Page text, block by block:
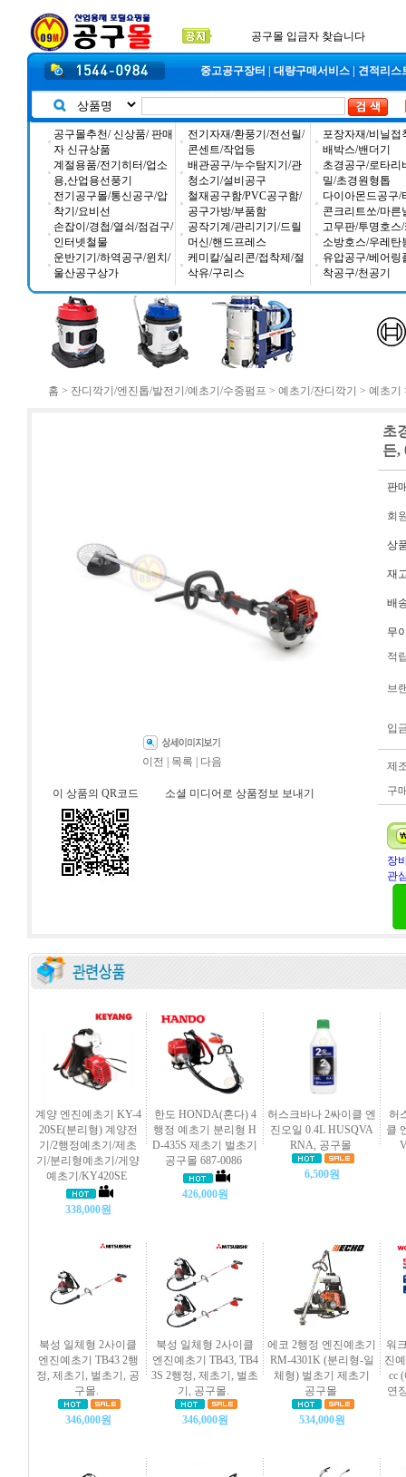
공구몰 입금자 찾습니다
중고공구장터 대량구매서비스 견적리스
공구몰추천/ 신상품/ 판매
자 신규상품
계절용품/전기히터/업소
용,산업용선풍기
전기공구몰/통신공구/압
착기/요비선
손잡이/경첩/열쇠/점검구/
인터넷철물
운반기기/하역공구/윈치/
울산공구상가
전기자재/환풍기/전선릴/
콘센트/작업등
배관공구/누수탐지기/관
청소기/설비공구
철재공구함/PVC공구함/
공구가방/부품함
공작기계/관리기기/드릴
머신/핸드프레스
케미칼/실리콘/접착제/절
삭유/구리스
포장자재/비닐접
배박스/밴더기
초경공구/로타리
밀/초경원형톱
다이아몬드공구/
콘크리트쏘/마른
고무판/투명호스
소방호스/우레탄
유압공구/베어링
착공구/천공기
홈 > 잔디깍기/엔진톱/발전기/예초기/수중펌프 > 예초기/잔디깍기 > 예초기
이전 목록 다음
이 상품의 QR코드 소셜 미디어로 상품정보 보내기
초
든,
판
회
상
재
배
무
적
브
입
제
구
장
관
계양 엔진예초기 KY-4
20SE(분리형) 계양전
기/2행정예초기/제초
기/분리형예초기/게양
예초기/KY420SE
338,000원
한도 HONDA(혼다) 4
행정 예초기 분리형 H
D-435S 제초기 벌초기
공구몰 687-0086
426,000원
허스크바나 2싸이클 엔
진오일 0.4L HUSQVA
RNA, 공구몰
6,500원
허
클
북성 일체형 2사이클
엔진예초기 TB43 2행
정, 제초기, 벌초기, 공
구몰.
346,000원
북성 일체형 2사이클
엔진예초기 TB43, TB4
3S 2행정, 제초기, 벌초
기, 공구몰.
346,000원
에코 2행정 엔진예초기
RM-4301K (분리형-일
체형) 벌초기 제초기
공구몰
534,000원
워
진
cc
연